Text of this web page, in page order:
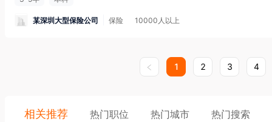
某深圳大型保险公司 保险 10000人以上
1 2 3 4
相关推荐 热门职位 热门城市 热门搜索